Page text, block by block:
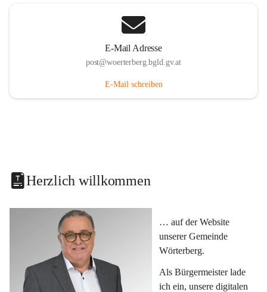
E-Mail Adresse
post@woerterberg.bgld.gv.at
E-Mail schreiben
Herzlich willkommen
… auf der Website
unserer Gemeinde
Wörterberg.
Als Bürgermeister lade
ich ein, unsere digitalen